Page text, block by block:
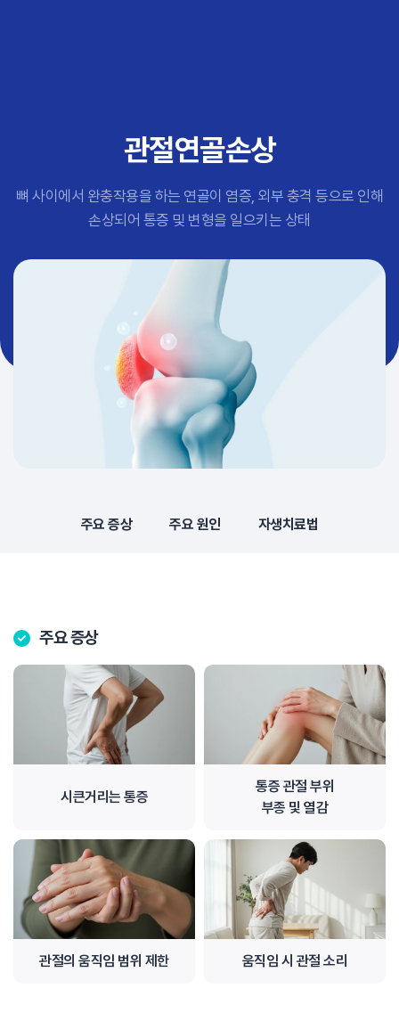
#교통사고후유증 #허리디스크
#추나요법
관절연골손상
뼈 사이에서 완충작용을 하는 연골이 염증, 외부 충격 등으로 인해
손상되어 통증 및 변형을 일으키는 상태
주요 증상 주요 원인 자생치료법
주요 증상
시큰거리는 통증
통증 관절 부위
부종 및 열감
관절의 움직임 범위 제한 움직임 시 관절 소리